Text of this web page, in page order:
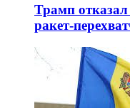
Трамп отказал
ракет-